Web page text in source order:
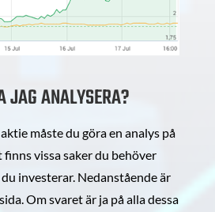
JAG ANALYSERA?
måste du göra en analys på
finns vissa saker du behöver
investerar. Nedanstående är
Om svaret är ja på alla dessa